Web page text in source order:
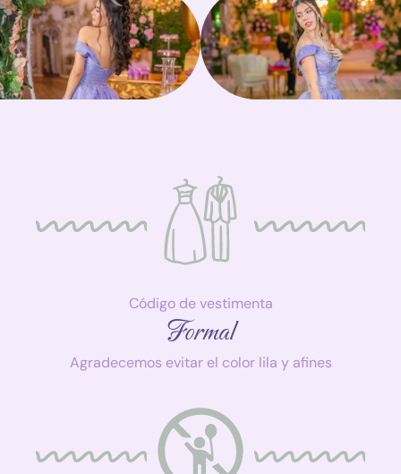
Código de vestimenta
Formal
Agradecemos evitar el color lila y afines